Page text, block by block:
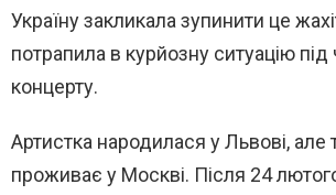
Україну закликала зупинити це
потрапила в курйозну ситуацію під
концерту.
Артистка народилася у Львові, але
проживає у Москві. Після 24